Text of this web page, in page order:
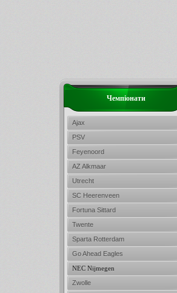
Чемпіонати
Ajax
PSV
Feyenoord
AZ Alkmaar
Utrecht
SC Heerenveen
Fortuna Sittard
Twente
Sparta Rotterdam
Go Ahead Eagles
NEC Nijmegen
Zwolle